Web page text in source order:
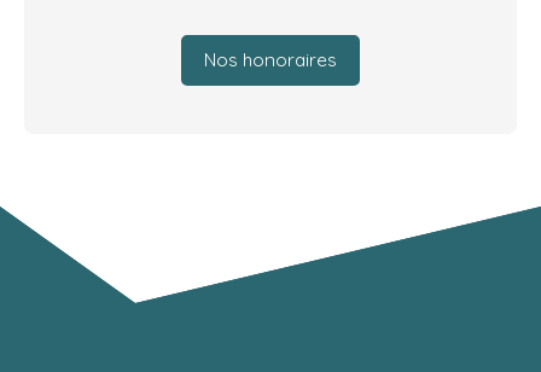
Nos honoraires